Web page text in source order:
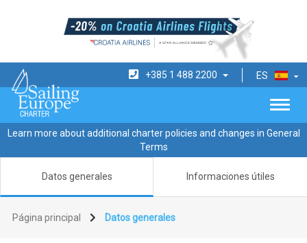
ES
+385 1 488 2200
Learn more about additional charter policies and changes in General
Terms
Datos generales Informaciones útiles
Página principal Datos generales